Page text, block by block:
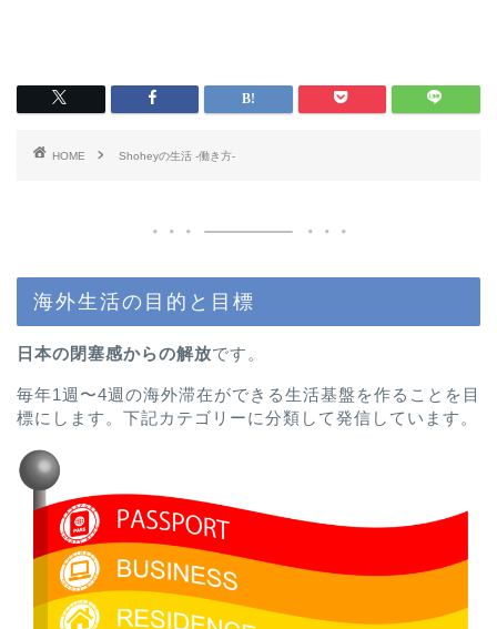
HOME Shoheyの生活 -働き方-
海外生活の目的と目標
日本の閉塞感からの解放です。
毎年1週〜4週の海外滞在ができる生活基盤を作ることを目
標にします。下記カテゴリーに分類して発信しています。